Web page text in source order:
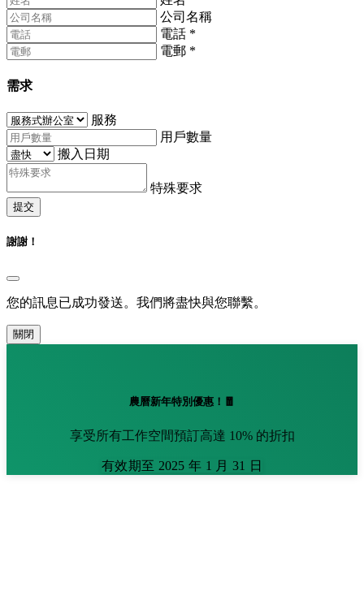
公司名稱
電話 *
電郵 *
需求
服務
用戶數量
搬入日期
特殊要求
提交
謝謝！
您的訊息已成功發送。我們將盡快與您聯繫。
關閉
農曆新年特別優惠！🧧
享受所有工作空間預訂高達 10% 的折扣
有效期至 2025 年 1 月 31 日